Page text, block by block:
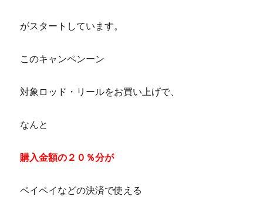
がスタートしています。
このキャンペンーン
対象ロッド・リールをお買い上げで、
なんと
購入金額の２０％分が
ペイペイなどの決済で使える